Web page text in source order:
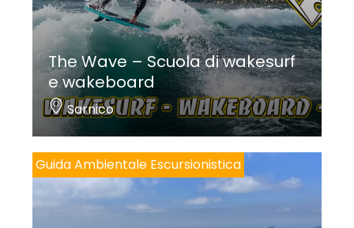
The Wave – Scuola di wakesurf
e wakeboard
Sarnico
Guida Ambientale Escursionistica